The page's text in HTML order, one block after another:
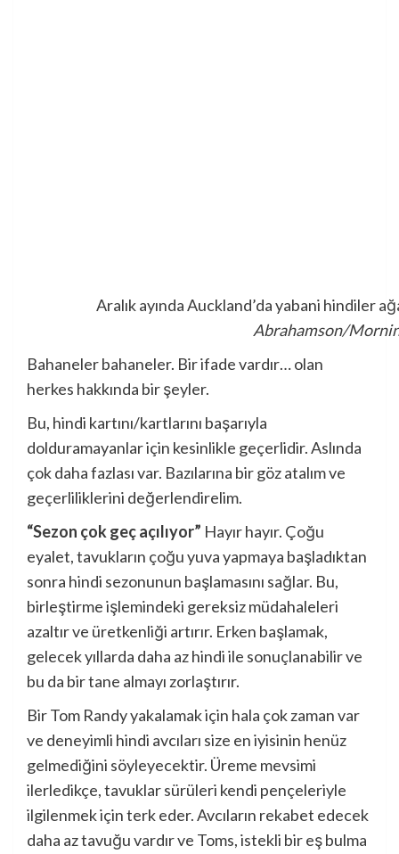
Aralık ayında Auckland’da yabani hindiler
Abrahamson/
Bahaneler bahaneler. Bir ifade vardır… olan
herkes hakkında bir şeyler.
Bu, hindi kartını/kartlarını başarıyla
dolduramayanlar için kesinlikle geçerlidir. Aslında
çok daha fazlası var. Bazılarına bir göz atalım ve
geçerliliklerini değerlendirelim.
“Sezon çok geç açılıyor” Hayır hayır. Çoğu
eyalet, tavukların çoğu yuva yapmaya başladıktan
sonra hindi sezonunun başlamasını sağlar. Bu,
birleştirme işlemindeki gereksiz müdahaleleri
azaltır ve üretkenliği artırır. Erken başlamak,
gelecek yıllarda daha az hindi ile sonuçlanabilir ve
bu da bir tane almayı zorlaştırır.
Bir Tom Randy yakalamak için hala çok zaman var
ve deneyimli hindi avcıları size en iyisinin henüz
gelmediğini söyleyecektir. Üreme mevsimi
ilerledikçe, tavuklar sürüleri kendi pençeleriyle
ilgilenmek için terk eder. Avcıların rekabet edecek
daha az tavuğu vardır ve Toms, istekli bir eş bulma